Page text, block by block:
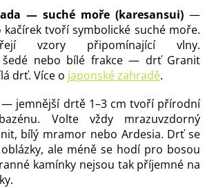
— suché moře (karesansui) —
tvoří symbolické suché moře.
vzory připomínající vlny.
šedé nebo bílé frakce — drť Granit
drť. Více o japonské zahradě.
— jemnější drtě 1–3 cm tvoří přírodní
Volte vždy mrazuvzdorný
bílý mramor nebo Ardesia. Drť se
ale méně se hodí pro bosou
kamínky nejsou tak příjemné na